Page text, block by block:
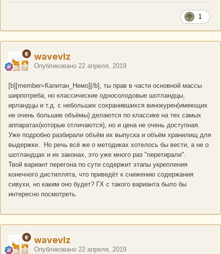
1
wavevlz
Опубликовано 22 апреля, 2019
[b][member=Капитан_Немо][/b], ты прав в части основной массы
ширпотреба, но классические односолодовые шотландцы,
ирландцы и т.д. с небольших сохранившихся винокурен(имеющих
не очень большие объёмы) делаются по классике на тех самых
аппаратах(которые отличаются), но и цена не очень доступная.
Уже подробно разбирали объём их выпуска и объём хранилищ для
выдержки. Но речь всё же о методиках хотелось бы вести, а не о
шотландцах и их законах, это уже много раз "перетирали".
Твой вариант перегона по сути содержит этапы укрепления
конечного дистиллята, что приведёт к снижению содержания
сивухи, но каким оно будет? ГХ с такого варианта было бы
интересно посмотреть.
wavevlz
Опубликовано 22 апреля, 2019